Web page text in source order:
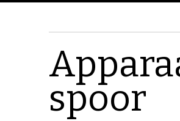
spoor